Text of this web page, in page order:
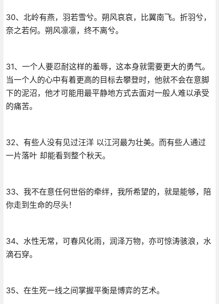
30、北岭有燕，羽若雪兮。朔风哀哀，比翼南飞。折羽兮，
奈之若何。朔风凛凛，终不离兮。
31、一个人要忍耐这样的羞辱，这本身就需要更大的勇气。
当一个人的心中有着更高的目标去攀登时，他就不会在意脚
下的泥沼，他才可能用最平静地方式去面对一般人难以承受
的痛苦。
32、有些人没有见过汪洋 以江河最为壮美。而有些人通过
一片落叶 却能看到整个秋天。
33、我不在意任何世俗的牵绊，我所希望的，就是能够，陪
你走到生命的尽头！
34、水性无常，可春风化雨，润泽万物，亦可惊涛骇浪，水
滴石穿。
35、在生死一线之间掌握平衡是博弈的艺术。